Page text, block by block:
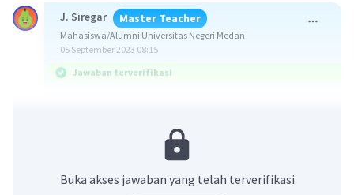
J. Siregar Master Teacher
Mahasiswa/Alumni Universitas Negeri Medan
05 September 2023 08:15
Jawaban terverifikasi
Ibu memiliki sebatang cokelat dan dibagi sama
dapat dinyatakan dalam bentuk pecahan berikut.
Buka akses jawaban yang telah terverifikasi